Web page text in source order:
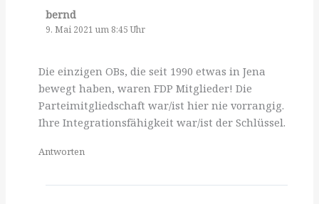
bernd
9. Mai 2021 um 8:45 Uhr
Die einzigen OBs, die seit 1990 etwas in Jena
bewegt haben, waren FDP Mitglieder! Die
Parteimitgliedschaft war/ist hier nie vorrangig.
Ihre Integrationsfähigkeit war/ist der Schlüssel.
Antworten